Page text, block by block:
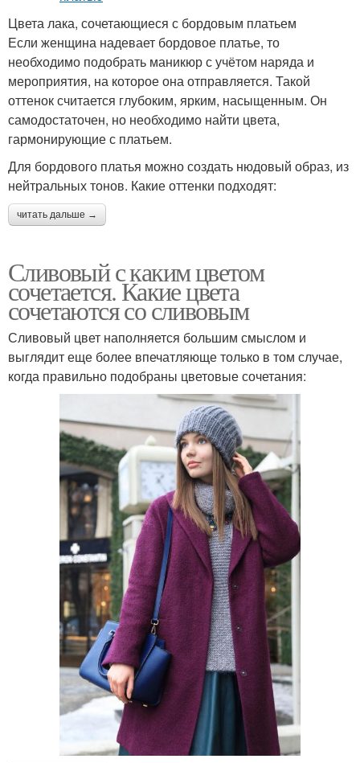
Цвета лака, сочетающиеся с бордовым платьем
Если женщина надевает бордовое платье, то
необходимо подобрать маникюр с учётом наряда и
мероприятия, на которое она отправляется. Такой
оттенок считается глубоким, ярким, насыщенным. Он
самодостаточен, но необходимо найти цвета,
гармонирующие с платьем.
Для бордового платья можно создать нюдовый образ, из
нейтральных тонов. Какие оттенки подходят:
читать дальше →
Сливовый с каким цветом
сочетается. Какие цвета
сочетаются со сливовым
Сливовый цвет наполняется большим смыслом и
выглядит еще более впечатляюще только в том случае,
когда правильно подобраны цветовые сочетания: